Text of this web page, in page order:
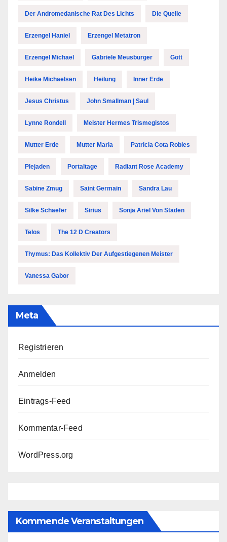
Der Andromedanische Rat Des Lichts Die Quelle
Erzengel Haniel Erzengel Metatron
Erzengel Michael Gabriele Meusburger Gott
Heike Michaelsen Heilung Inner Erde
Jesus Christus John Smallman | Saul
Lynne Rondell Meister Hermes Trismegistos
Mutter Erde Mutter Maria Patricia Cota Robles
Plejaden Portaltage Radiant Rose Academy
Sabine Zmug Saint Germain Sandra Lau
Silke Schaefer Sirius Sonja Ariel Von Staden
Telos The 12 D Creators
Thymus: Das Kollektiv Der Aufgestiegenen Meister
Vanessa Gabor
Meta
Registrieren
Anmelden
Eintrags-Feed
Kommentar-Feed
WordPress.org
Kommende Veranstaltungen